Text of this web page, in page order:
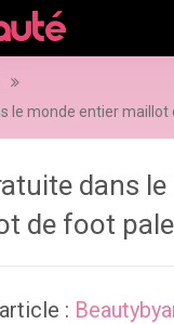
le monde entier
dans
de foot
: